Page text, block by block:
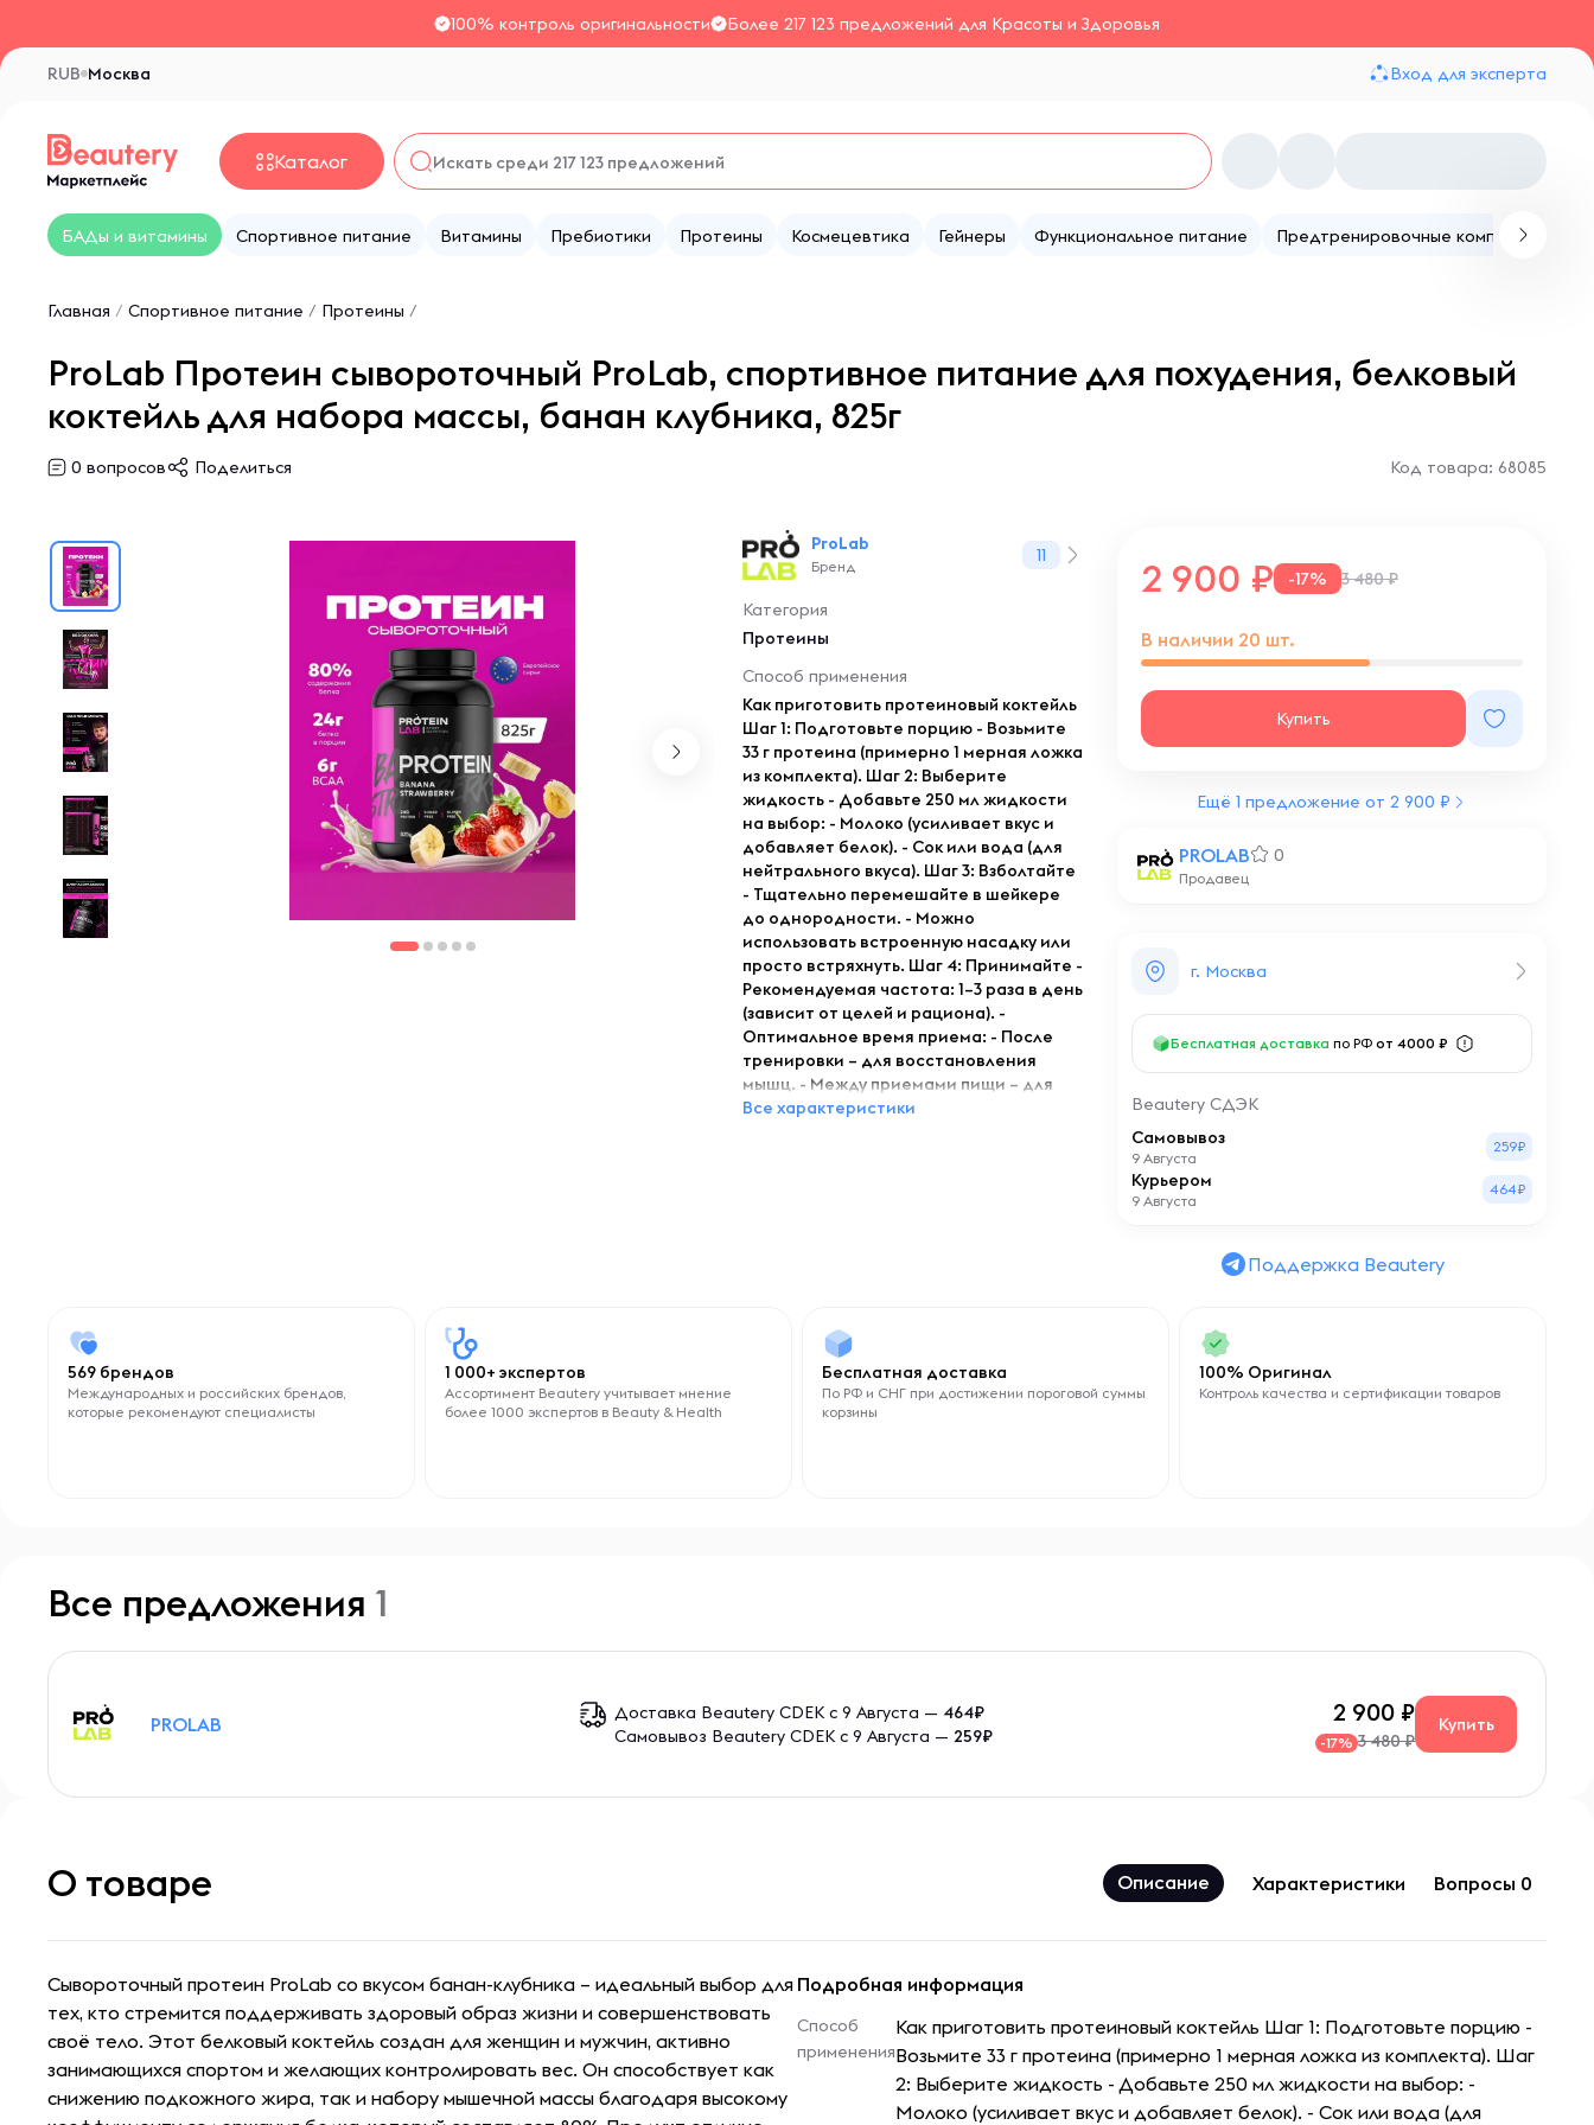
100% контроль оригинальности Более 217 123 предложений для Красоты и Здоровья
Москва
RUB Вход для эксперта
Каталог
БАДы и витамины Спортивное питание Витамины Пребиотики Протеины Космецевтика Гейнеры Функциональное питание Предтренировочные комплексы
Главная / Спортивное питание / Протеины /
ProLab Протеин сывороточный ProLab, спортивное питание для похудения, белковый
коктейль для набора массы, банан клубника, 825г
0 вопросов Поделиться Код товара: 68085
ProLab
Бренд
11
Категория
Протеины
Способ применения
Как приготовить протеиновый коктейль
Шаг 1: Подготовьте порцию - Возьмите
33 г протеина (примерно 1 мерная ложка
из комплекта). Шаг 2: Выберите
жидкость - Добавьте 250 мл жидкости
на выбор: - Молоко (усиливает вкус и
добавляет белок). - Сок или вода (для
нейтрального вкуса). Шаг 3: Взболтайте
- Тщательно перемешайте в шейкере
до однородности. - Можно
использовать встроенную насадку или
просто встряхнуть. Шаг 4: Принимайте -
Рекомендуемая частота: 1–3 раза в день
(зависит от целей и рациона). -
Оптимальное время приема: - После
тренировки – для восстановления
мышц. - Между приемами пищи – для
поддержания уровня белка.
Противопоказания
Индивидуальная непереносимость
компонентов, беременность и
кормление грудью. Перед
Все характеристики
PROLAB 0
Продавец
2 900 -17% 3 480 ₽
В наличии 20 шт.
Купить
г. Москва
Бесплатная доставка по РФ от 4000 ₽
Beautery СДЭК
Самовывоз
9 Августа
259₽
Курьером
9 Августа
464₽
Ещё 1 предложение от 2 900 ₽
Поддержка Beautery
569 брендов
Международных и российских брендов,
которые рекомендуют специалисты
1 000+ экспертов
Ассортимент Beautery учитывает мнение
более 1000 экспертов в Beauty & Health
Бесплатная доставка
По РФ и СНГ при достижении пороговой суммы
корзины
100% Оригинал
Контроль качества и сертификации товаров
Все предложения 1
PROLAB Доставка Beautery CDEK с 9 Августа —464₽
Самовывоз Beautery CDEK с 9 Августа —259₽
2 900
-17% 3 480 ₽
Купить
О товаре Описание Характеристики Вопросы 0
Сывороточный протеин ProLab со вкусом банан-клубника – идеальный выбор для
тех, кто стремится поддерживать здоровый образ жизни и совершенствовать
своё тело. Этот белковый коктейль создан для женщин и мужчин, активно
занимающихся спортом и желающих контролировать вес. Он способствует как
снижению подкожного жира, так и набору мышечной массы благодаря высокому
Подробная информация
Способ
применения
Как приготовить протеиновый коктейль Шаг 1: Подготовьте порцию -
Возьмите 33 г протеина (примерно 1 мерная ложка из комплекта). Шаг
2: Выберите жидкость - Добавьте 250 мл жидкости на выбор: -
Молоко (усиливает вкус и добавляет белок). - Сок или вода (для